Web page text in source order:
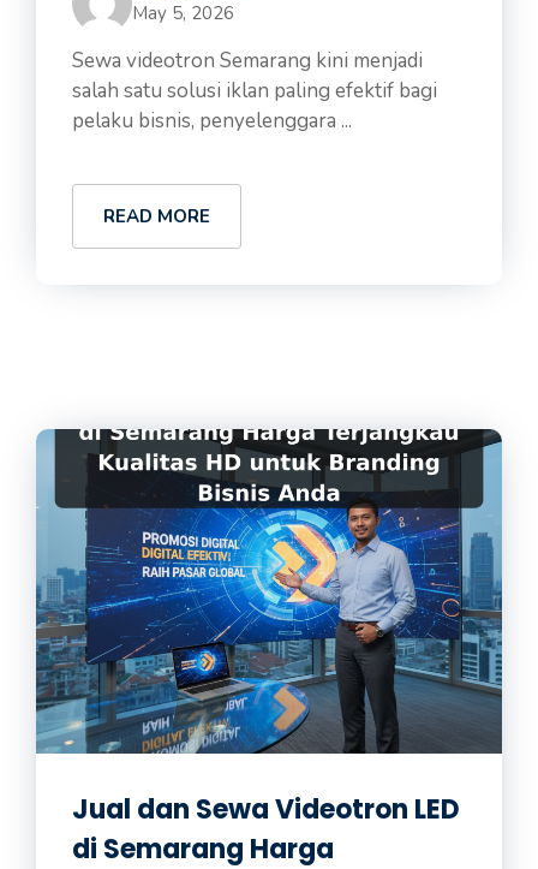
May 5, 2026
Sewa videotron Semarang kini menjadi
salah satu solusi iklan paling efektif bagi
pelaku bisnis, penyelenggara ...
READ MORE
Jual dan Sewa Videotron LED
di Semarang Harga